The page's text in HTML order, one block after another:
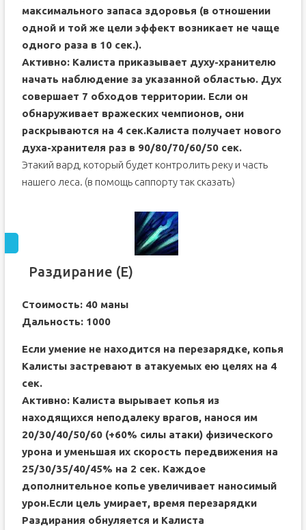
максимального запаса здоровья (в отношении
одной и той же цели эффект возникает не чаще
одного раза в 10 сек.).
Активно: Калиста приказывает духу-хранителю
начать наблюдение за указанной областью. Дух
совершает 7 обходов территории. Если он
обнаруживает вражеских чемпионов, они
раскрываются на 4 сек.Калиста получает нового
духа-хранителя раз в 90/80/70/60/50 сек.
Этакий вард, который будет контролить реку и часть
нашего леса. (в помощь саппорту так сказать)
Раздирание (E)
Стоимость: 40 маны
Дальность: 1000
Если умение не находится на перезарядке, копья
Калисты застревают в атакуемых ею целях на 4
сек.
Активно: Калиста вырывает копья из
находящихся неподалеку врагов, нанося им
20/30/40/50/60 (+60% силы атаки) физического
урона и уменьшая их скорость передвижения на
25/30/35/40/45% на 2 сек. Каждое
дополнительное копье увеличивает наносимый
урон.Если цель умирает, время перезарядки
Раздирания обнуляется и Калиста